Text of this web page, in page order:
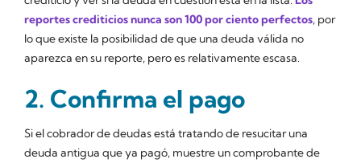
reportes crediticios nunca son 100 por ciento perfectos, por
lo que existe la posibilidad de que una deuda válida no
aparezca en su reporte, pero es relativamente escasa.
2. Confirma el pago
Si el cobrador de deudas está tratando de resucitar una
deuda antigua que ya pagó, muestre un comprobante de